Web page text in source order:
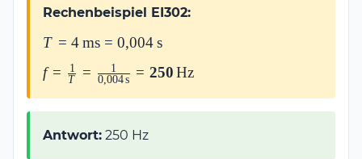
Rechenbeispiel EI302:
T = 4\,\text{ms}
0{,}004\,\text{s}
T = 4ms = 0,004s
f = \frac{1}{T} =
\mathbf{250\,\text{Hz}}
f = T
1 = 0, 004s
1 = 250Hz
Antwort: 250 Hz